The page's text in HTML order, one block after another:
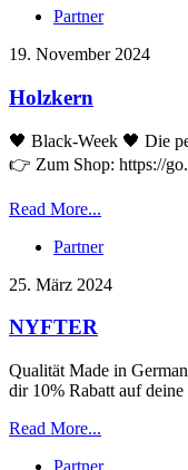
Partner
19. November 2024
Holzkern
🖤 Black-Week 🖤 Die
👉 Zum Shop: https://
Read More...
Partner
25. März 2024
NYFTER
Qualität Made in
dir 10% Rabatt auf
Read More...